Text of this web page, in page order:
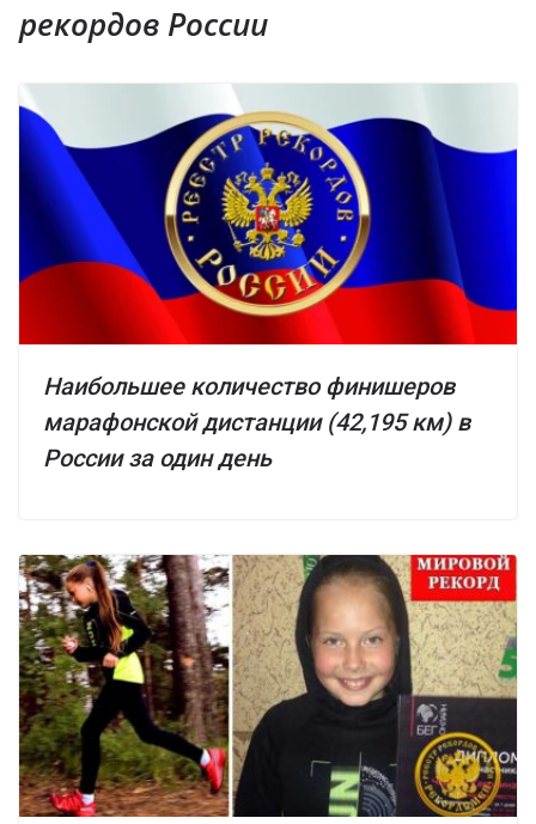
рекордов России
Наибольшее количество финишеров
марафонской дистанции (42,195 км) в
России за один день